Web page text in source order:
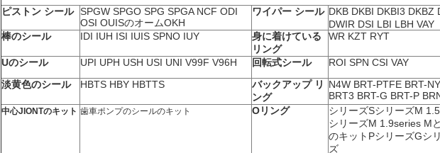
ピストン シール SPGW SPGO SPG SPGA NCF ODI
OSI OUISのオームOKH
ワイパー シール DKB DKBI DKBI3 DKBZ
DWIR DSI LBI LBH VAY
棒のシール
IDI IUH ISI IUIS SPNO IUY
身に着けている
リング
WR KZT RYT
Uのシール UPI UPH USH USI UNI V99F V96H 回転式シール
ROI SPN CSI VAY
淡黄色のシール
HBTS HBY HBTTS
バックアップ リ
ング
N4W BRT-PTFE BRT-
BRT3 BRT-G BRT-P
中心JIONTのキット 歯車ポンプのシールのキット Oリング
シリーズSシリーズM
シリーズM 1.9series M
のキットPシリーズGシ
ズ